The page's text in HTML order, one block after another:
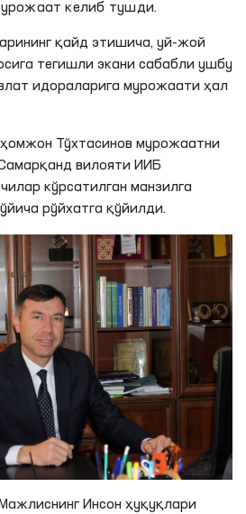
келиб тушди.
қайд этишича, уй-жой
тегишли экани сабабли ушбу
идораларига мурожаати ҳал
Тўхтасинов мурожаатни
вилояти ИИБ
кўрсатилган манзилга
рўйхатга қўйилди.
Инсон ҳуқуқлари